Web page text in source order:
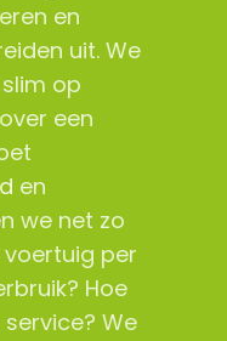
en
uit. We
op
een
en
we net zo
voertuig per
Hoe
We